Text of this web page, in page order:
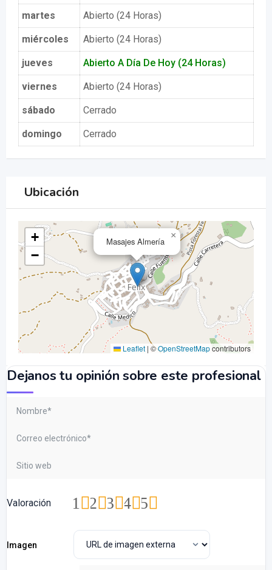
martes Abierto (24 Horas)
miércoles Abierto (24 Horas)
jueves Abierto A Día De Hoy (24 Horas)
viernes Abierto (24 Horas)
sábado Cerrado
domingo Cerrado
Ubicación
Masajes Almería
×
+
−
Leaflet | ©OpenStreetMapcontributors
Dejanos tu opinión sobre este profesional
Valoración 5
4
3
2
1
Imagen